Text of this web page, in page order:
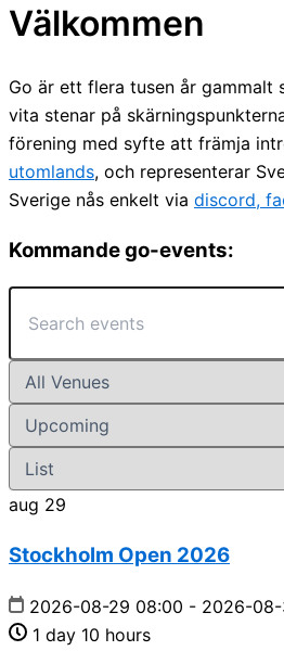
Välkommen
Go är ett flera tusen år
vita stenar på
förening med syfte att främja
utomlands, och representerar
Sverige nås enkelt via discord,
Kommande go-events:
aug 29
Stockholm Open 2026
2026-08-29 08:00 - 2026-08-
1 day 10 hours